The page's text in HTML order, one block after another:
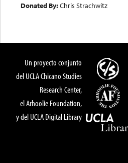
Donated By:Chris Strachwitz
Un proyecto conjunto
del UCLA Chicano Studies
Research Center,
el Arhoolie Foundation,
y del UCLA Digital Library